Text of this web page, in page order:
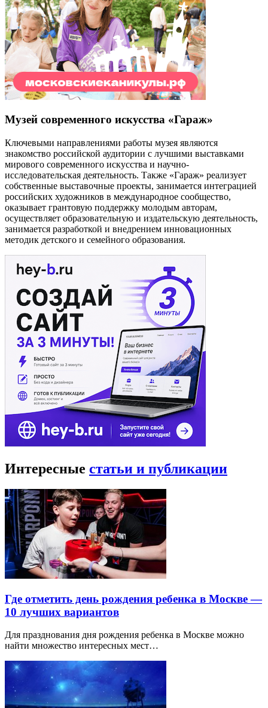
Музей современного искусства «Гараж»
Ключевыми направлениями работы музея являются
знакомство российской аудитории с лучшими выставками
мирового современного искусства и научно-
исследовательская деятельность. Также «Гараж» реализует
собственные выставочные проекты, занимается интеграцией
российских художников в международное сообщество,
оказывает грантовую поддержку молодым авторам,
осуществляет образовательную и издательскую деятельность,
занимается разработкой и внедрением инновационных
методик детского и семейного образования.
Интересные статьи и публикации
Где отметить день рождения ребенка в Москве —
10 лучших вариантов
Для празднования дня рождения ребенка в Москве можно
найти множество интересных мест…